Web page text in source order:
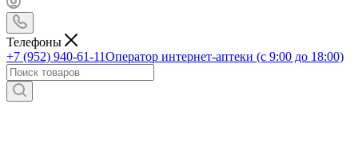
Телефоны
+7 (952) 940-61-11Оператор интернет-аптеки (с 9:00 до 18:00)